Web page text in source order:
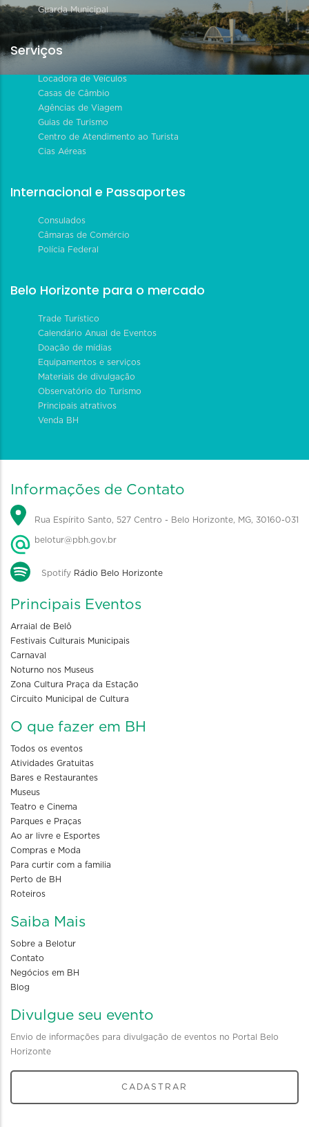
Guarda Municipal
Serviços
Locadora de Veículos
Casas de Câmbio
Agências de Viagem
Guias de Turismo
Centro de Atendimento ao Turista
Cias Aéreas
Internacional e Passaportes
Consulados
Câmaras de Comércio
Polícia Federal
Belo Horizonte para o mercado
Trade Turístico
Calendário Anual de Eventos
Doação de mídias
Equipamentos e serviços
Materiais de divulgação
Observatório do Turismo
Principais atrativos
Venda BH
Informações de Contato
Rua Espírito Santo, 527 Centro - Belo Horizonte, MG, 30160-031
belotur@pbh.gov.br
Spotify Rádio Belo Horizonte
Principais Eventos
Arraial de Belô
Festivais Culturais Municipais
Carnaval
Noturno nos Museus
Zona Cultura Praça da Estação
Circuito Municipal de Cultura
O que fazer em BH
Todos os eventos
Atividades Gratuitas
Bares e Restaurantes
Museus
Teatro e Cinema
Parques e Praças
Ao ar livre e Esportes
Compras e Moda
Para curtir com a familia
Perto de BH
Roteiros
Saiba Mais
Sobre a Belotur
Contato
Negócios em BH
Blog
Divulgue seu evento
Envio de informações para divulgação de eventos no Portal Belo
Horizonte
CADASTRAR